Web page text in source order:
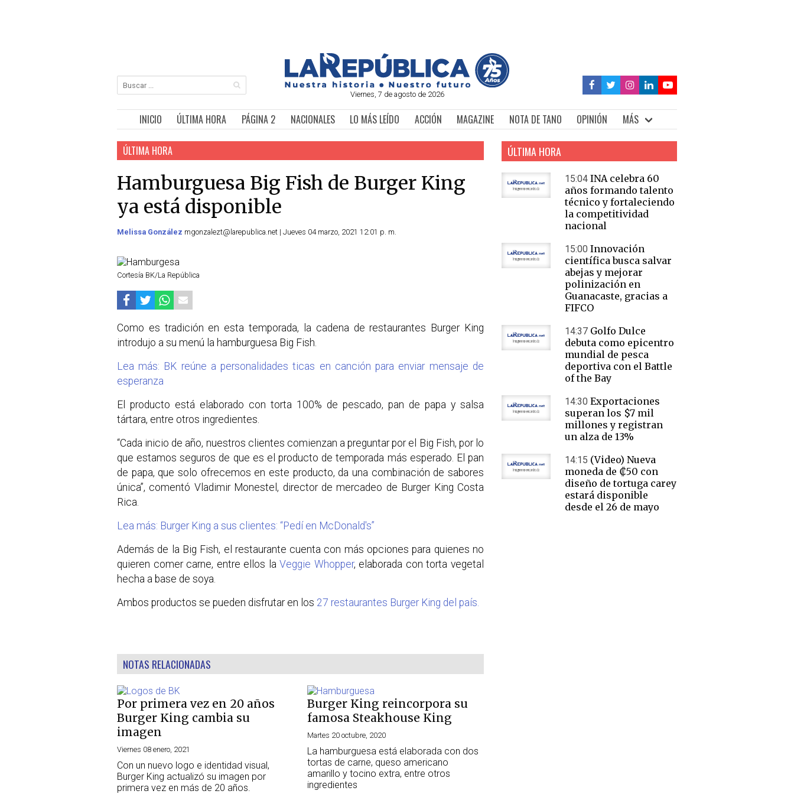
Viernes, 7 de agosto de 2026
INICIO ÚLTIMA HORA PÁGINA 2 NACIONALES LO MÁS LEÍDO ACCIÓN MAGAZINE NOTA DE TANO OPINIÓN MÁS
ÚLTIMA HORA
Hamburguesa Big Fish de Burger King
ya está disponible
Melissa González mgonzalezt@larepublica.net | Jueves 04 marzo, 2021 12:01 p. m.
Cortesía BK/La República
Como es tradición en esta temporada, la cadena de restaurantes Burger King
introdujo a su menú la hamburguesa Big Fish.
Lea más: BK reúne a personalidades ticas en canción para enviar mensaje de
esperanza
El producto está elaborado con torta 100% de pescado, pan de papa y salsa
tártara, entre otros ingredientes.
“Cada inicio de año, nuestros clientes comienzan a preguntar por el Big Fish, por lo
que estamos seguros de que es el producto de temporada más esperado. El pan
de papa, que solo ofrecemos en este producto, da una combinación de sabores
única”, comentó Vladimir Monestel, director de mercadeo de Burger King Costa
Rica.
Lea más: Burger King a sus clientes: “Pedí en McDonald's”
Además de la Big Fish, el restaurante cuenta con más opciones para quienes no
quieren comer carne, entre ellos laVeggie Whopper, elaborada con torta vegetal
hecha a base de soya.
Ambos productos se pueden disfrutar en los 27 restaurantes Burger King del país.
NOTAS RELACIONADAS
Por primera vez en 20 años
Burger King cambia su
imagen
Viernes 08 enero, 2021
Con un nuevo logo e identidad visual,
Burger King actualizó su imagen por
primera vez en más de 20 años.
Burger King reincorpora su
famosa Steakhouse King
Martes 20 octubre, 2020
La hamburguesa está elaborada con dos
tortas de carne, queso americano
amarillo y tocino extra, entre otros
ingredientes
ÚLTIMA HORA
15:04 INA celebra 60
años formando talento
técnico y fortaleciendo
la competitividad
nacional
15:00 Innovación
científica busca salvar
abejas y mejorar
polinización en
Guanacaste, gracias a
FIFCO
14:37 Golfo Dulce
debuta como epicentro
mundial de pesca
deportiva con el Battle
of the Bay
14:30 Exportaciones
superan los $7 mil
millones y registran
un alza de 13%
14:15 (Video) Nueva
moneda de ₡50 con
diseño de tortuga carey
estará disponible
desde el 26 de mayo